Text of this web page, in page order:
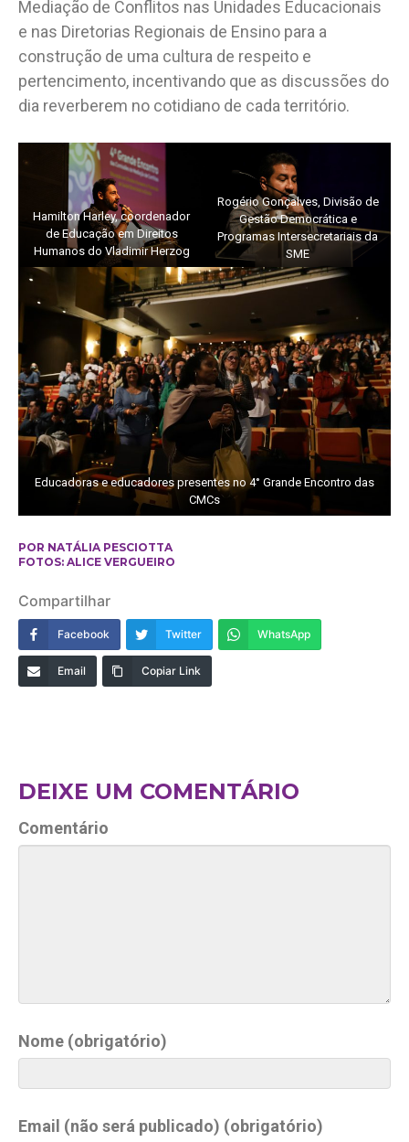
Mediação de Conflitos nas Unidades Educacionais
e nas Diretorias Regionais de Ensino para a
construção de uma cultura de respeito e
pertencimento, incentivando que as discussões do
dia reverberem no cotidiano de cada território.
Hamilton Harley, coordenador
de Educação em Direitos
Humanos do Vladimir Herzog
Rogério Gonçalves, Divisão de
Gestão Democrática e
Programas Intersecretariais da
SME
Educadoras e educadores presentes no 4° Grande Encontro das
CMCs
POR NATÁLIA PESCIOTTA
FOTOS: ALICE VERGUEIRO
Compartilhar
Facebook Twitter WhatsApp
Email Copiar Link
DEIXE UM COMENTÁRIO
Comentário
Nome (obrigatório)
Email (não será publicado) (obrigatório)